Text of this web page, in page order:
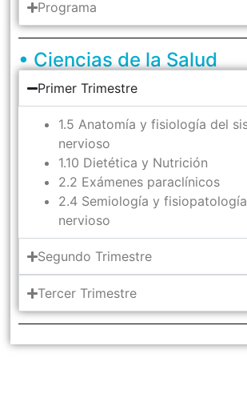
Programa
• Ciencias de la Salud
Primer Trimestre
1.5 Anatomía y fisiología del
nervioso
1.10 Dietética y Nutrición
2.2 Exámenes paraclínicos
2.4 Semiología y
nervioso
Segundo Trimestre
Tercer Trimestre